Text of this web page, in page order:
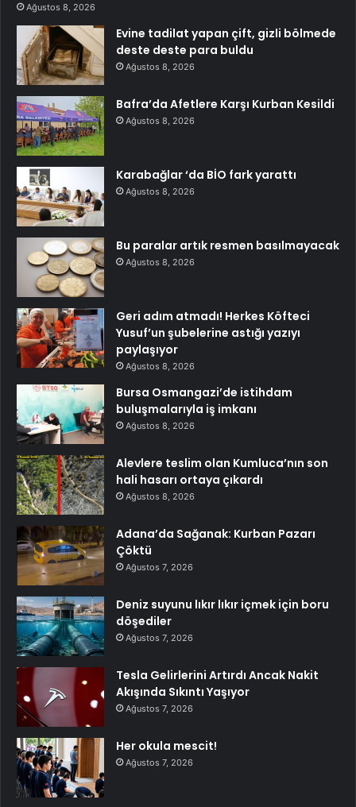
Ağustos 8, 2026
Evine tadilat yapan çift, gizli bölmede
deste deste para buldu
Ağustos 8, 2026
Bafra’da Afetlere Karşı Kurban Kesildi
Ağustos 8, 2026
Karabağlar ‘da BİO fark yarattı
Ağustos 8, 2026
Bu paralar artık resmen basılmayacak
Ağustos 8, 2026
Geri adım atmadı! Herkes Köfteci
Yusuf’un şubelerine astığı yazıyı
paylaşıyor
Ağustos 8, 2026
Bursa Osmangazi’de istihdam
buluşmalarıyla iş imkanı
Ağustos 8, 2026
Alevlere teslim olan Kumluca’nın son
hali hasarı ortaya çıkardı
Ağustos 8, 2026
Adana’da Sağanak: Kurban Pazarı
Çöktü
Ağustos 7, 2026
Deniz suyunu lıkır lıkır içmek için boru
döşediler
Ağustos 7, 2026
Tesla Gelirlerini Artırdı Ancak Nakit
Akışında Sıkıntı Yaşıyor
Ağustos 7, 2026
Her okula mescit!
Ağustos 7, 2026